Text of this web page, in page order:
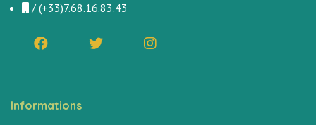
/ (+33)7.68.16.83.43
Informations